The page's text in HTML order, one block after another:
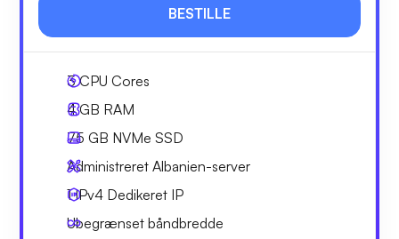
BESTILLE
3CPU Cores
4 GB RAM
75 GB NVMe SSD
Administreret Albanien-server
1 IPv4 Dedikeret IP
Ubegrænset båndbredde